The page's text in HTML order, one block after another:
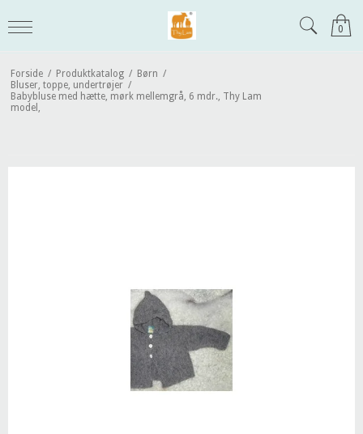
0
Forside / Produktkatalog / Børn /
Bluser, toppe, undertrøjer /
Babybluse med hætte, mørk mellemgrå, 6 mdr., Thy Lam
model,